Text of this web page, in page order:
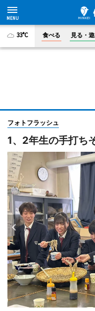
33°C 食べる 見る・
フォトフラッシュ
1、2年生の手打ち